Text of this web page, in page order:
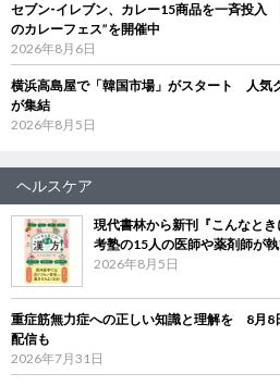
セブン‐イレブン、カレー15商品を一斉投入
のカレーフェス”を開催中
2026年8月6日
横浜高島屋で「韓国市場」がスタート 人気
が集結
2026年8月5日
ヘルスケア
現代書林から新刊『こんなと
考塾の15人の医師や薬剤師が
2026年8月5日
重症筋無力症への正しい知識と理解を 8月8
配信も
2026年7月31日